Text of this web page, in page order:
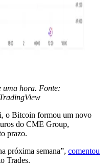
uma hora. Fonte:
o Bitcoin formou um novo
do CME Group,
prazo.
próxima semana”, comentou
Trades.